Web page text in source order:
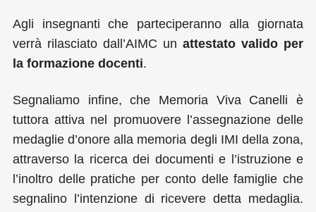
Agli insegnanti che parteciperanno alla giornata
verrà rilasciato dall’AIMC unattestato valido per
la formazione docenti.
Segnaliamo infine, che Memoria Viva Canelli è
tuttora attiva nel promuovere l’assegnazione delle
medaglie d’onore alla memoria degli IMI della zona,
attraverso la ricerca dei documenti e l’istruzione e
l’inoltro delle pratiche per conto delle famiglie che
segnalino l’intenzione di ricevere detta medaglia.